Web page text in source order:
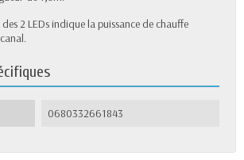
2 LEDs indique la puissance de chauffe
0680332661843